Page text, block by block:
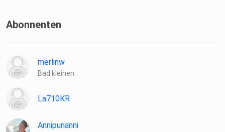
Abonnenten
merlinw
Bad kleinen
La710KR
Annipunanni